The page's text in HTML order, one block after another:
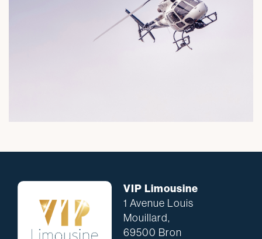
être parfois saturées, bénéficiez de
et atteignez votre destination à
VIP Limousine
1 Avenue Louis
Mouillard,
69500 Bron